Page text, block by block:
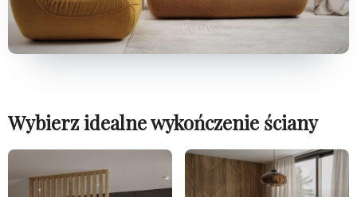
Wybierz idealne wykończenie ściany